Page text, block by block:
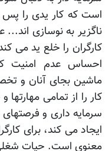
است که کار یدی را پس
ناگزیر به نوسازی
کارگران را خلع ید می
احساس عدم امنیت
ماشین بجای آنان و
کار را از تمامی
سرمایه داری و فرصتهای
ایجاد می کند، برای
معنوی است. حیات شغلی